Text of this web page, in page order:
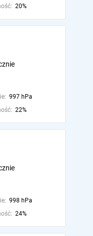
20%
997 hPa
22%
998 hPa
24%